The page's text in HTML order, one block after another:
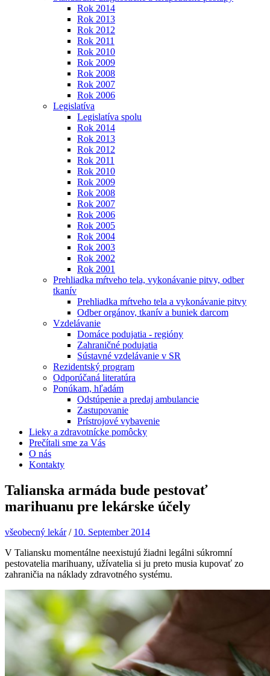
Rok 2014
Rok 2013
Rok 2012
Rok 2011
Rok 2010
Rok 2009
Rok 2008
Rok 2007
Rok 2006
Legislatíva
Legislatíva spolu
Rok 2014
Rok 2013
Rok 2012
Rok 2011
Rok 2010
Rok 2009
Rok 2008
Rok 2007
Rok 2006
Rok 2005
Rok 2004
Rok 2003
Rok 2002
Rok 2001
Prehliadka mŕtveho tela, vykonávanie pitvy, odber
tkanív
Prehliadka mŕtveho tela a vykonávanie pitvy
Odber orgánov, tkanív a buniek darcom
Vzdelávanie
Domáce podujatia - regióny
Zahraničné podujatia
Sústavné vzdelávanie v SR
Rezidentský program
Odporúčaná literatúra
Ponúkam, hľadám
Odstúpenie a predaj ambulancie
Zastupovanie
Prístrojové vybavenie
Lieky a zdravotnícke pomôcky
Prečítali sme za Vás
O nás
Kontakty
Talianska armáda bude pestovať
marihuanu pre lekárske účely
všeobecný lekár/ 10. September 2014
V Taliansku momentálne neexistujú žiadni legálni súkromní
pestovatelia marihuany, užívatelia si ju preto musia kupovať zo
zahraničia na náklady zdravotného systému.